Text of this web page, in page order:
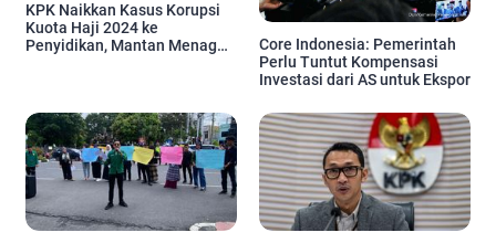
KPK Naikkan Kasus Korupsi
Kuota Haji 2024 ke
Penyidikan, Mantan Menag
Core Indonesia: Pemerintah
Perlu Tuntut Kompensasi
Investasi dari AS untuk Ekspor